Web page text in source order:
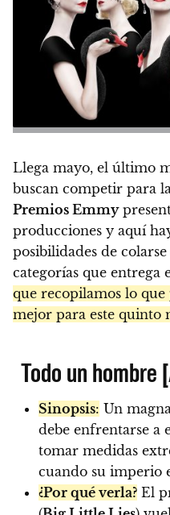
Llega mayo, el último
buscan competir para
Premios Emmy
producciones y aquí
posibilidades de
categorías que entrega
que recopilamos lo
mejor para este quinto
Todo un hombre
Sinopsis: Un
debe enfrentarse a
tomar medidas
cuando su imperio
¿Por qué verla? El